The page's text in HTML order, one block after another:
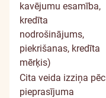
kavējumu esamība,
kredīta
nodrošinājums,
piekrišanas, kredīta
mērķis)
Cita veida izziņa pēc
pieprasījuma